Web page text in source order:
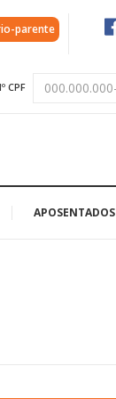
parente
CPF
APOSENTADOS